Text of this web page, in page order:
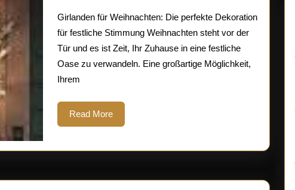
für
ein
zauberhaftes
Weihnachten
Girlanden für Weihnachten: Die perfekte Dekoration
für festliche Stimmung Weihnachten steht vor der
Tür und es ist Zeit, Ihr Zuhause in eine festliche
Oase zu verwandeln. Eine großartige Möglichkeit,
Ihrem
Read MoreRead
More